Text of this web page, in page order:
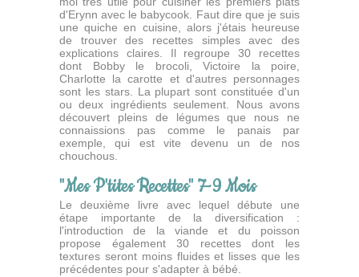
d'Erynn avec le babycook. Faut dire que je suis
une quiche en cuisine, alors j'étais heureuse
de trouver des recettes simples avec des
explications claires. Il regroupe 30 recettes
dont Bobby le brocoli, Victoire la poire,
Charlotte la carotte et d'autres personnages
sont les stars. La plupart sont constituée d'un
ou deux ingrédients seulement. Nous avons
découvert pleins de légumes que nous ne
connaissions pas comme le panais par
exemple, qui est vite devenu un de nos
chouchous.
"Mes P'tites Recettes" 7-9 Mois
Le deuxième livre avec lequel débute une
étape importante de la diversification :
l'introduction de la viande et du poisson
propose également 30 recettes dont les
textures seront moins fluides et lisses que les
précédentes pour s'adapter à bébé.